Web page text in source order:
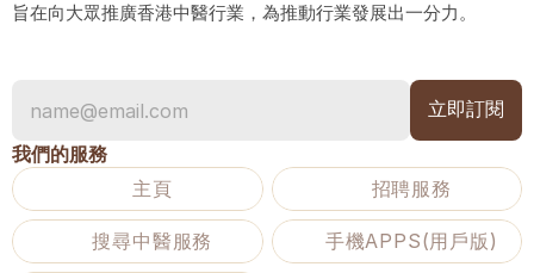
旨在向大眾推廣香港中醫行業，為推動行業發展出一分力。
我們的服務
主頁
招聘服務
搜尋中醫服務 手機APPS(用戶版)